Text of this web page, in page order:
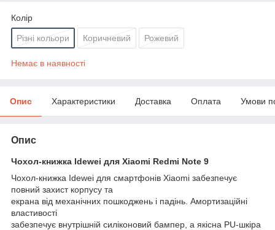
Колір
Різні кольори Коричневий Рожевий
Немає в наявності
Опис Характеристики Доставка Оплата Умови
Опис
Чохол-книжка Idewei для Xiaomi Redmi Note 9
Чохол-книжка Idewei для смартфонів Xiaomi забезпечує
повний захист корпусу та
екрана від механічних пошкоджень і падінь. Амортизаційні
властивості
забезпечує внутрішній силіконовий бампер, а якісна PU-шкіра